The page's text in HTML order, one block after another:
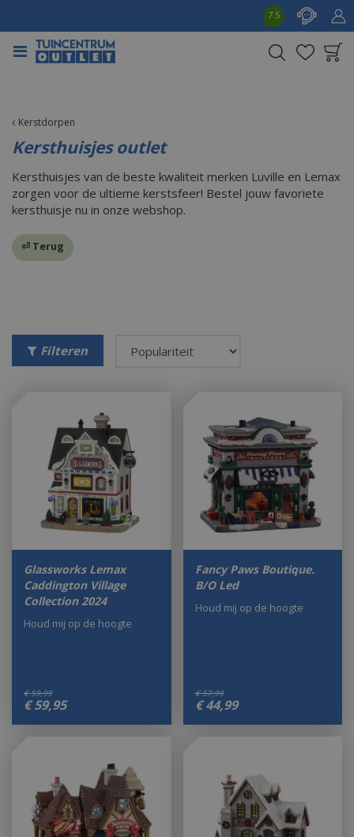
Kerstdorpen
7.5
Kersthuisjes outlet
Kersthuisjes van de beste kwaliteit merken Luville en Lemax
zorgen voor de ultieme kerstsfeer! Bestel jouw favoriete
kersthuisje nu in onze webshop.
⏎ Terug
Filteren
Glassworks Lemax
Caddington Village
Collection 2024
€ 59,99
€ 59,95
Houd mij op de hoogte
Fancy Paws Boutique.
B/O Led
€ 57,99
€ 44,99
Houd mij op de hoogte